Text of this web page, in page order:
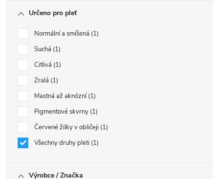
Určeno pro pleť
Normální a smíšená 1
Suchá 1
Citlivá 1
Zralá 1
Mastná až aknózní 1
Pigmentové skvrny 1
Červené žilky v obličeji 1
Všechny druhy pleti 1
Výrobce / Značka